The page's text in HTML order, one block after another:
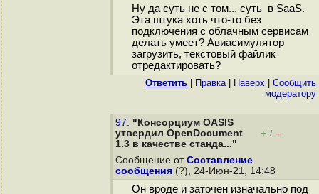
Ну да суть не с том... суть в SaaS.
Эта штука хоть что-то без
подключения с облачным сервисам
делать умеет? Авиасимулятор
загрузить, текстовый файлик
отредактировать?
Ответить Правка| Наверх
Cообщить
модератору
97. "Консорциум OASIS
утвердил OpenDocument
1.3 в качестве станда..."
+ / –
Сообщение от Составление
сообщения (?), 24-Июн-21, 14:48
Он вроде и заточен изначально под